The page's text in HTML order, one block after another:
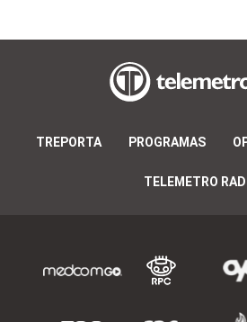
TREPORTA PROGRAMAS
TELEMETRO